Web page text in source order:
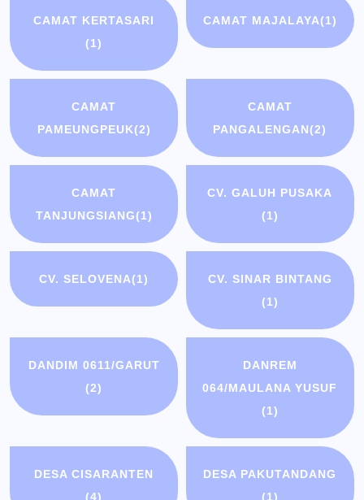
CAMAT KERTASARI
(1)
CAMAT MAJALAYA(1)
CAMAT
PAMEUNGPEUK(2)
CAMAT
PANGALENGAN(2)
CAMAT
TANJUNGSIANG(1)
CV. GALUH PUSAKA
(1)
CV. SELOVENA(1)
CV. SINAR BINTANG
(1)
DANDIM 0611/GARUT
(2)
DANREM
064/MAULANA YUSUF
(1)
DESA CISARANTEN
(4)
DESA PAKUTANDANG
(1)